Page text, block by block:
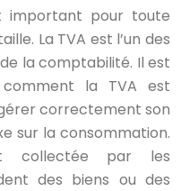
important pour toute
La TVA est l’un des
la comptabilité. Il est
la TVA est
correctement son
sur la consommation.
collectée par les
des biens ou des